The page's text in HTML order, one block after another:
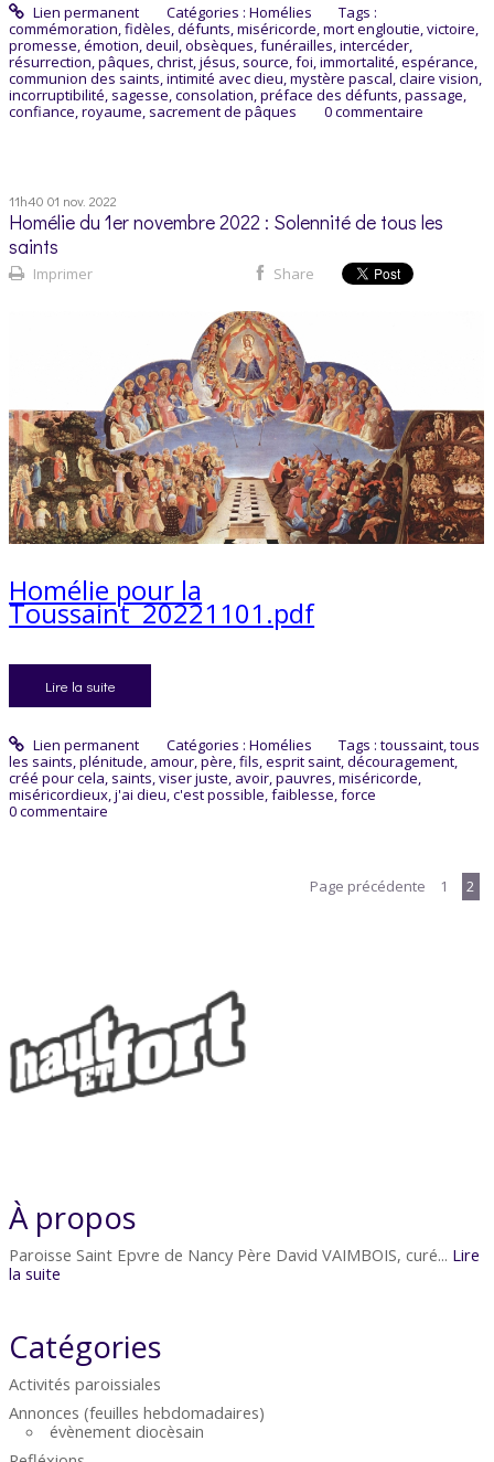
Lien permanent Catégories : Homélies
Tags :
commémoration,fidèles,défunts,miséricorde,mort engloutie,victoire,
promesse,émotion,deuil,obsèques,funérailles,intercéder,
résurrection,pâques,christ,jésus, source,foi,immortalité,espérance,
communion des saints,intimité avec dieu,mystère pascal,claire vision,
incorruptibilité, sagesse,consolation,préface des défunts,passage,
confiance,royaume, sacrement de pâques 0commentaire
11h40 01 nov. 2022
Homélie du 1er novembre 2022 : Solennité de tous les
saints
Imprimer Share
Homélie pour la
Toussaint_20221101.pdf
Lire la suite
Lien permanent Catégories : Homélies Tags :toussaint ,tous
les saints ,plénitude amour ,père ,fils ,esprit saint ,découragement
créé pour cela saints ,viser juste avoir ,pauvres ,miséricorde
miséricordieux ,j'ai dieu ,c'est possible ,faiblesse ,force
0commentaire
Page précédente 1 2
À propos
Paroisse Saint Epvre de Nancy Père David VAIMBOIS, curé... Lire
la suite
Catégories
Activités paroissiales
Annonces (feuilles hebdomadaires)
évènement diocèsain